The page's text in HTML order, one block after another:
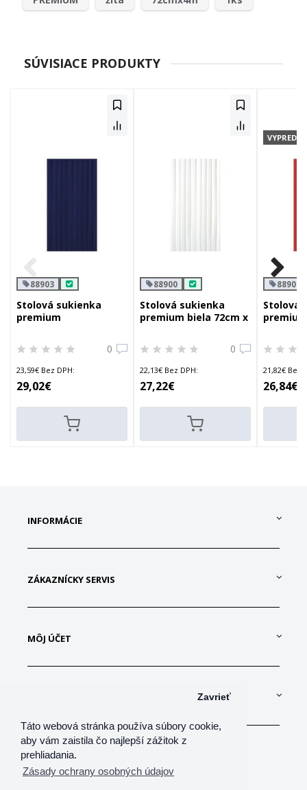
Táto webová stránka používa súbory cookie,
aby vám zaistila čo najlepší zážitok z
prehliadania.
Zásady ochrany osobných údajov
Zavrieť
SÚVISIACE PRODUKTY
88903
Stolová sukienka
premium
0
23,59€ Bez DPH:
29,02€
88900
Stolová sukienka
premium biela 72cm x
0
22,13€ Bez DPH:
27,22€
88901
Stolová
21,82€ Bez
26,84€
INFORMÁCIE
ZÁKAZNÍCKY SERVIS
MÔJ ÚČET